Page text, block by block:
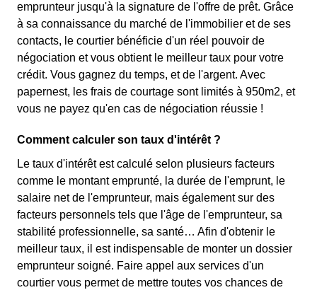
emprunteur jusqu'à la signature de l'offre de prêt. Grâce
à sa connaissance du marché de l'immobilier et de ses
contacts, le courtier bénéficie d'un réel pouvoir de
négociation et vous obtient le meilleur taux pour votre
crédit. Vous gagnez du temps, et de l'argent. Avec
papernest, les frais de courtage sont limités à 950m2, et
vous ne payez qu'en cas de négociation réussie !
Comment calculer son taux d'intérêt ?
Le taux d'intérêt est calculé selon plusieurs facteurs
comme le montant emprunté, la durée de l'emprunt, le
salaire net de l'emprunteur, mais également sur des
facteurs personnels tels que l'âge de l'emprunteur, sa
stabilité professionnelle, sa santé… Afin d'obtenir le
meilleur taux, il est indispensable de monter un dossier
emprunteur soigné. Faire appel aux services d'un
courtier vous permet de mettre toutes vos chances de